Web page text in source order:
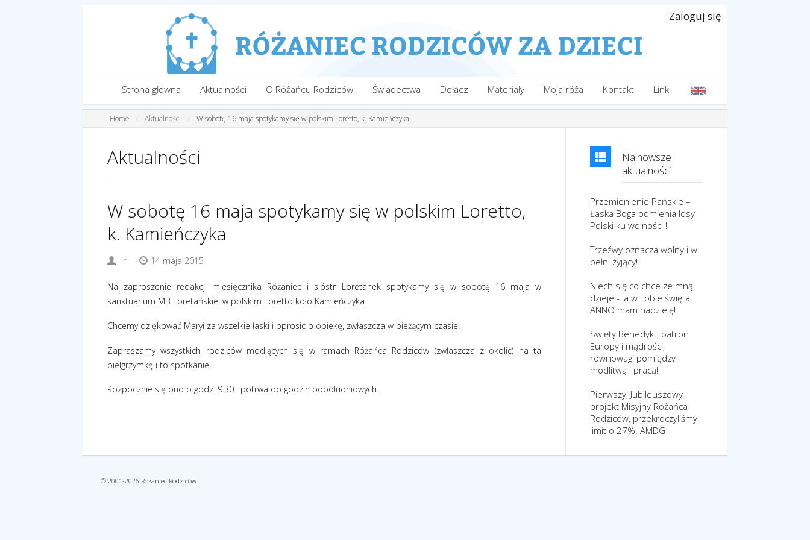
Zaloguj się
Strona główna Aktualności O Różańcu Rodziców Świadectwa Dołącz Materiały Moja róża Kontakt Linki
Home Aktualności W sobotę 16 maja spotykamy się w polskim Loretto, k. Kamieńczyka
Aktualności
W sobotę 16 maja spotykamy się w polskim Loretto,
k. Kamieńczyka
ir 14 maja 2015
Na zaproszenie redakcji miesięcznika Różaniec i sióstr Loretanek spotykamy się w sobotę 16 maja w
sanktuarium MB Loretańskiej w polskim Loretto koło Kamieńczyka.
Chcemy dziękować Maryi za wszelkie łaski i pprosic o opiekę, zwłaszcza w bieżącym czasie.
Zapraszamy wszystkich rodziców modlących się w ramach Różańca Rodziców (zwłaszcza z okolic) na ta
pielgrzymkę i to spotkanie.
Rozpocznie się ono o godz. 9.30 i potrwa do godzin popołudniowych.
Najnowsze
aktualności
Przemienienie Pańskie –
Łaska Boga odmienia losy
Polski ku wolności !
Trzeźwy oznacza wolny i w
pełni żyjący!
Niech się co chce ze mną
dzieje - ja w Tobie święta
ANNO mam nadzieję!
Swięty Benedykt, patron
Europy i mądrości,
równowagi pomiędzy
modlitwą i pracą!
Pierwszy, Jubileuszowy
projekt Misyjny Różańca
Rodziców, przekroczyliśmy
limit o 27%. AMDG
© 2001-2026 Różaniec Rodziców